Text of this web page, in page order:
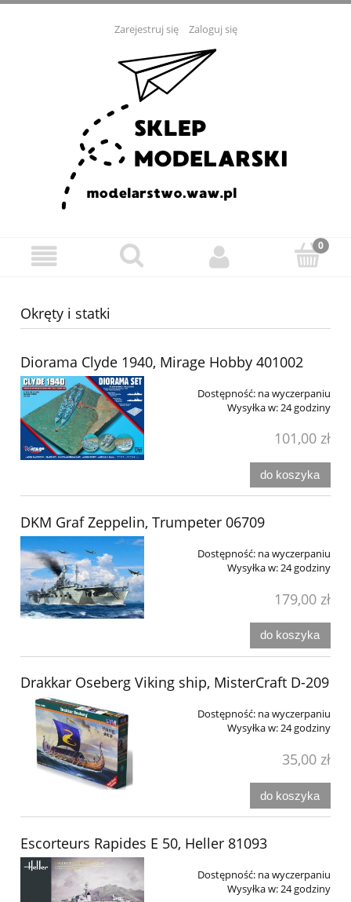
Zarejestruj się Zaloguj się
Okręty i statki
Diorama Clyde 1940, Mirage Hobby 401002
Dostępność: na wyczerpaniu
Wysyłka w:24 godziny
101,00 zł
do koszyka
DKM Graf Zeppelin, Trumpeter 06709
Dostępność: na wyczerpaniu
Wysyłka w:24 godziny
179,00 zł
do koszyka
Drakkar Oseberg Viking ship, MisterCraft D-209
Dostępność: na wyczerpaniu
Wysyłka w:24 godziny
35,00 zł
do koszyka
Escorteurs Rapides E 50, Heller 81093
Dostępność: na wyczerpaniu
Wysyłka w:24 godziny